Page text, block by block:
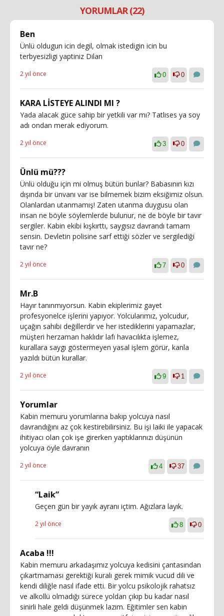
YORUMLAR (22)
Ben
Ünlü oldugun icin degil, olmak istedigin icin bu
terbyesizligi yaptiniz Dilan
2 yıl önce 0 0
KARA LİSTEYE ALINDI MI ?
Yada alacak güce sahip bir yetkili var mı? Tatlıses ya soy
adı ondan merak ediyorum.
2 yıl önce 3 0
Ünlü mü???
Ünlü olduğu için mi olmuş bütün bunlar? Babasının kızı
dışında bir ünvanı var ise bilmemek bizim eksiğimiz olsun.
Olanlardan utanmamış! Zaten utanma duygusu olan
insan ne böyle söylemlerde bulunur, ne de böyle bir tavır
sergiler. Kabin ekibi kışkırttı, saygısız davrandı tamam
sensin. Devletin polisine sarf ettiği sözler ve sergilediği
tavır ne?
2 yıl önce 7 0
Mr.B
Hayır tanınmıyorsun. Kabin ekiplerimiz gayet
profesyonelce işlerini yapıyor. Yolcularımız, yolcudur,
uçağın sahibi değillerdir ve her istediklerini yapamazlar,
müşteri herzaman haklıdır lafı havacılıkta işlemez,
kurallara saygı göstermeyen yasal işlem görür, kanla
yazıldı bütün kurallar.
2 yıl önce 9 1
Yorumlar
Kabin memuru yorumlarına bakıp yolcuya nasıl
davrandığını az çok kestirebilirsiniz. Bu işi laiki ile yapacak
ihitiyacı olan çok işe girerken yaptıklarınızı düşünün
yolcuya öyle davranın
2 yıl önce 4 37
“Laik”
Geçen gün bir yayık ayranı içtim. Ağızlara layık.
2 yıl önce 8 0
Acaba !!!
Kabin memuru arkadaşımız yolcuya kedisini çantasından
çıkartmaması gerektiği kuralı gerek mimik vucud dili ve
kendi diliğle nasıl ifade etti. Bir yolcu psikolojik rahatsız
ve alkollü olmadığı sürece yoldan çıkıp bu kadar nasıl
sinirli hale geldi düşünmek lazım. Eğitimler sen kabin